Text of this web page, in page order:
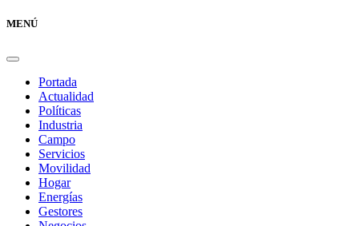
MENÚ
Portada
Actualidad
Políticas
Industria
Campo
Servicios
Movilidad
Hogar
Energías
Gestores